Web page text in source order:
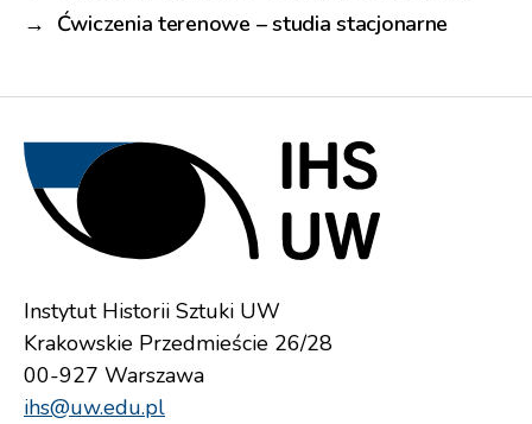
→ Ćwiczenia terenowe – studia stacjonarne
Instytut Historii Sztuki UW
Krakowskie Przedmieście 26/28
00-927 Warszawa
ihs@uw.edu.pl